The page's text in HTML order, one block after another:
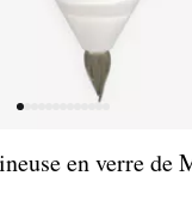
en verre de